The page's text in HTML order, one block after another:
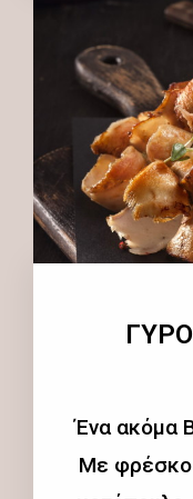
Ένα ακόμα
Με φρέσκο